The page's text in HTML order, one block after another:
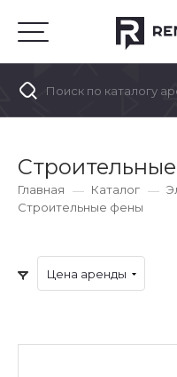
Поиск по каталогу
Главная Каталог
Строительные фены
Цена аренды